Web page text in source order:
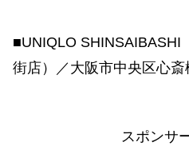
■UNIQLO SHINSAIBASHI
街店）／大阪市中央区心
スポンサ